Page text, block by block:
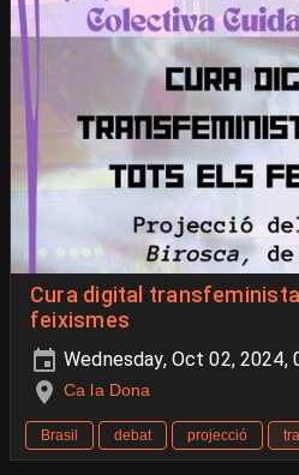
Cura digital
feixismes
Wednesday, Oct 02, 2024,
Ca la Dona
Brasil debat projecció